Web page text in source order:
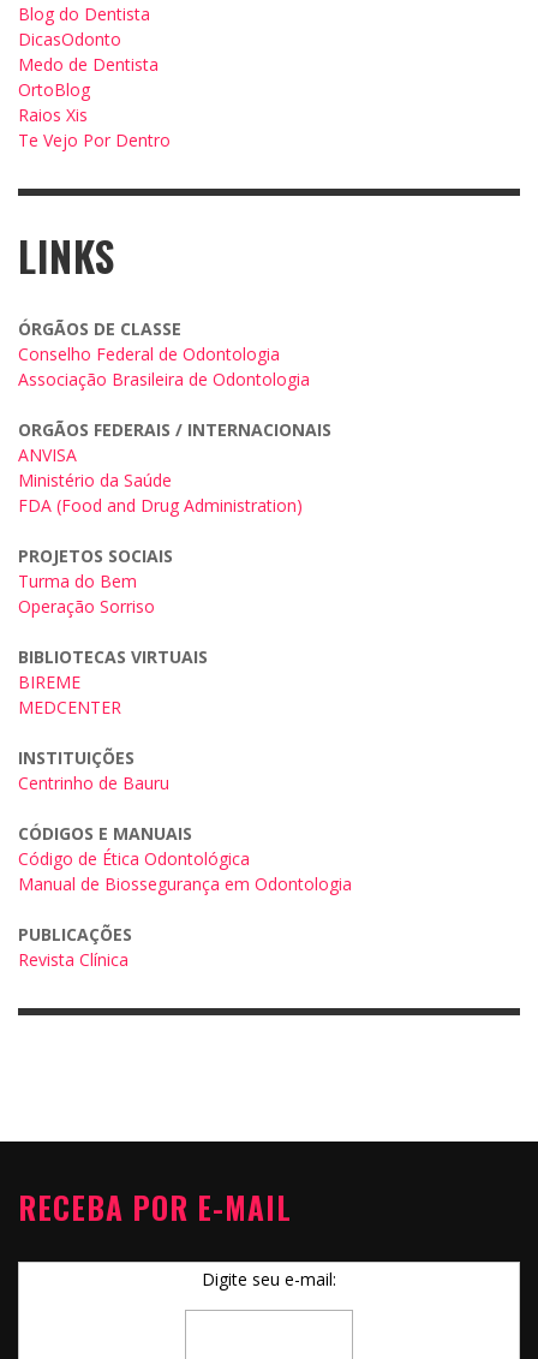
Blog do Dentista
DicasOdonto
Medo de Dentista
OrtoBlog
Raios Xis
Te Vejo Por Dentro
LINKS
ÓRGÃOS DE CLASSE
Conselho Federal de Odontologia
Associação Brasileira de Odontologia
ORGÃOS FEDERAIS / INTERNACIONAIS
ANVISA
Ministério da Saúde
FDA (Food and Drug Administration)
PROJETOS SOCIAIS
Turma do Bem
Operação Sorriso
BIBLIOTECAS VIRTUAIS
BIREME
MEDCENTER
INSTITUIÇÕES
Centrinho de Bauru
CÓDIGOS E MANUAIS
Código de Ética Odontológica
Manual de Biossegurança em Odontologia
PUBLICAÇÕES
Revista Clínica
RECEBA POR E-MAIL
Digite seu e-mail: